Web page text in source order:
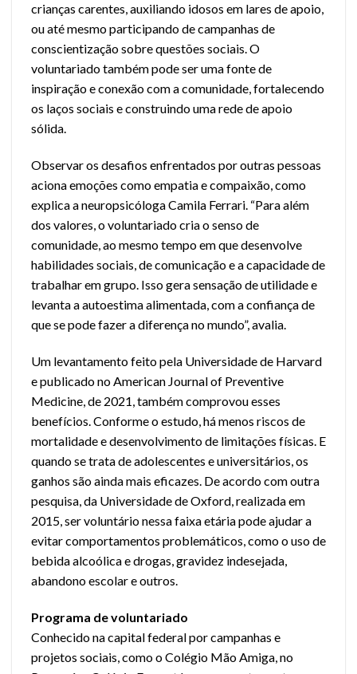
crianças carentes, auxiliando idosos em lares de apoio,
ou até mesmo participando de campanhas de
conscientização sobre questões sociais. O
voluntariado também pode ser uma fonte de
inspiração e conexão com a comunidade, fortalecendo
os laços sociais e construindo uma rede de apoio
sólida.
Observar os desafios enfrentados por outras pessoas
aciona emoções como empatia e compaixão, como
explica a neuropsicóloga Camila Ferrari. “Para além
dos valores, o voluntariado cria o senso de
comunidade, ao mesmo tempo em que desenvolve
habilidades sociais, de comunicação e a capacidade de
trabalhar em grupo. Isso gera sensação de utilidade e
levanta a autoestima alimentada, com a confiança de
que se pode fazer a diferença no mundo”, avalia.
Um levantamento feito pela Universidade de Harvard
e publicado no American Journal of Preventive
Medicine, de 2021, também comprovou esses
benefícios. Conforme o estudo, há menos riscos de
mortalidade e desenvolvimento de limitações físicas. E
quando se trata de adolescentes e universitários, os
ganhos são ainda mais eficazes. De acordo com outra
pesquisa, da Universidade de Oxford, realizada em
2015, ser voluntário nessa faixa etária pode ajudar a
evitar comportamentos problemáticos, como o uso de
bebida alcoólica e drogas, gravidez indesejada,
abandono escolar e outros.
Programa de voluntariado
Conhecido na capital federal por campanhas e
projetos sociais, como o Colégio Mão Amiga, no